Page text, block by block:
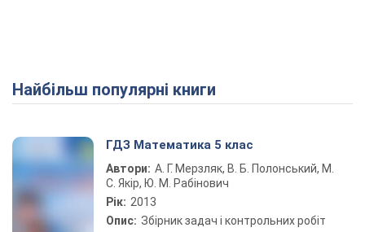
Найбільш популярні книги
ГДЗ Математика 5 клас
Автори: А. Г. Мерзляк, В. Б. Полонський, М.
С. Якір, Ю. М. Рабінович
Рік: 2013
Опис: Збірник задач і контрольних робіт